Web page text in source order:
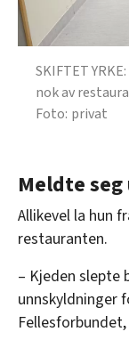
SKIFTET
nok av
privat
Meldte
Allikevel la hun
restauranten.
– Kjeden slepte
unnskyldninger